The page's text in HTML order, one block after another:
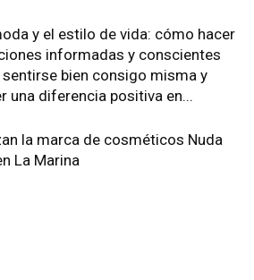
y el estilo de vida: cómo hacer
informadas y conscientes
sentirse bien consigo misma y
una diferencia positiva en...
la marca de cosméticos Nuda
La Marina